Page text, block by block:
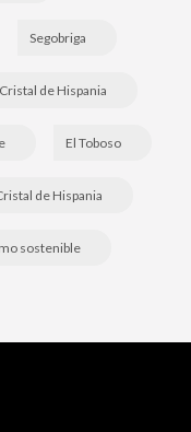
Segobriga
de Hispania
El Toboso
de Hispania
sostenible